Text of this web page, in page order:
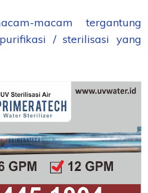
macam tergantung
/ sterilisasi yang